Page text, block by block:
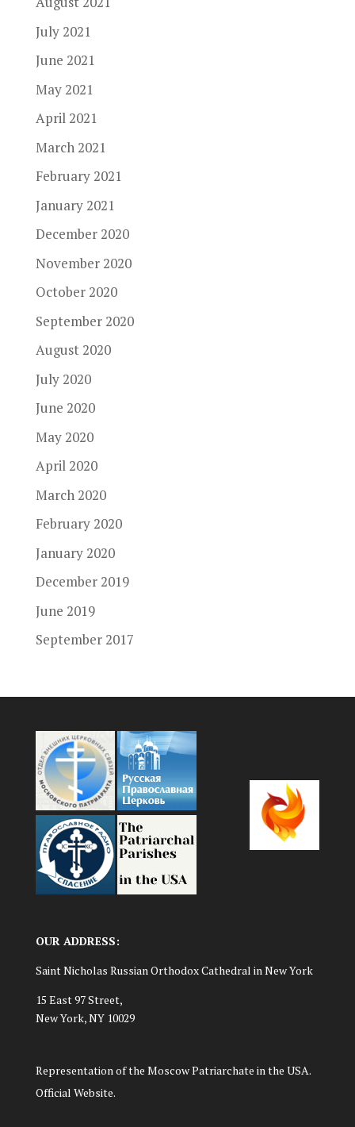
July 2021
June 2021
May 2021
April 2021
March 2021
February 2021
January 2021
December 2020
November 2020
October 2020
September 2020
August 2020
July 2020
June 2020
May 2020
April 2020
March 2020
February 2020
January 2020
December 2019
June 2019
September 2017
OUR ADDRESS:
Saint Nicholas Russian Orthodox Cathedral in New York
15 East 97 Street,
New York, NY 10029
Representation of the Moscow Patriarchate in the USA.
Official Website.